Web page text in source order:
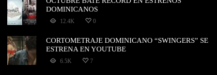
DOMINICANOS
12.4K 0
CORTOMETRAJE DOMINICANO “SWINGERS” SE
ESTRENA EN YOUTUBE
6.5K 7